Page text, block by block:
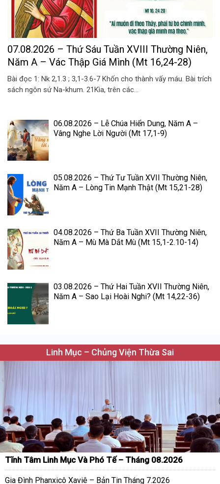
07.08.2026 – Thứ Sáu Tuần XVIII Thường Niên,
Năm A – Vác Thập Giá Mình (Mt 16,24-28)
Bài đọc 1: Nk 2,1.3 ; 3,1-3.6-7 Khốn cho thành vấy máu. Bài trích
sách ngôn sứ Na-khum. 21Kìa, trên các...
06.08.2026 – Lễ Chúa Hiển Dung, Năm A –
Vâng Nghe Lời Người (Mt 17,1-9)
05.08.2026 – Thứ Tư Tuần XVII Thường Niên,
Năm A – Lòng Tin Mạnh Thật (Mt 15,21-28)
04.08.2026 – Thứ Ba Tuần XVII Thường Niên,
Năm A – Mù Mà Dắt Mù (Mt 15,1-2.10-14)
03.08.2026 – Thứ Hai Tuần XVII Thường Niên,
Năm A – Sao Lại Hoài Nghi? (Mt 14,22-36)
Linh Mục – Chủng Viện Thừa Sai
Tĩnh Tâm Linh Mục Và Phó Tế – Tháng 08.2026
Gia Đình Phanxicô Xaviê – Bản Tin Tháng 7.2026